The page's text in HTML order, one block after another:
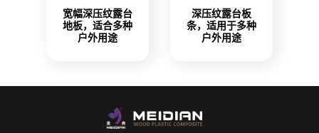
宽幅深压纹露台
地板，适合多种
户外用途
深压纹露台板
条，适用于多种
户外用途